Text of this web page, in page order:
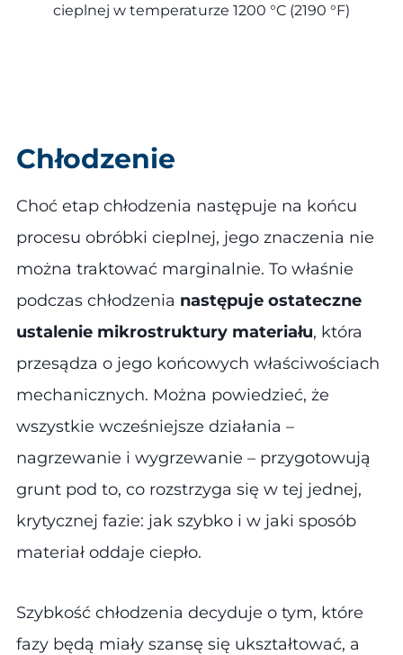
cieplnej w temperaturze 1200 °C (2190 °F)
Chłodzenie
Choć etap chłodzenia następuje na końcu
procesu obróbki cieplnej, jego znaczenia nie
można traktować marginalnie. To właśnie
podczas chłodzenia następuje ostateczne
ustalenie mikrostruktury materiału, która
przesądza o jego końcowych właściwościach
mechanicznych. Można powiedzieć, że
wszystkie wcześniejsze działania –
nagrzewanie i wygrzewanie – przygotowują
grunt pod to, co rozstrzyga się w tej jednej,
krytycznej fazie: jak szybko i w jaki sposób
materiał oddaje ciepło.
Szybkość chłodzenia decyduje o tym, które
fazy będą miały szansę się ukształtować, a